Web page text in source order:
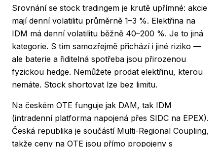
Srovnání se stock tradingem je krutě upřímné: akcie
mají denní volatilitu průměrně 1–3 %. Elektřina na
IDM má denní volatilitu běžně 40–200 %. Je to jiná
kategorie. S tím samozřejmě přichází i jiné riziko —
ale baterie a řiditelná spotřeba jsou přirozenou
fyzickou hedge. Nemůžete prodat elektřinu, kterou
nemáte. Stock shortovat lze bez limitu.
Na českém OTE funguje jak DAM, tak IDM
(intradenní platforma napojená přes SIDC na EPEX).
Česká republika je součástí Multi-Regional Coupling,
takže ceny na OTE jsou přímo propojeny s